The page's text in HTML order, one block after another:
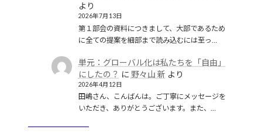
より
2026年7月13日
第１部会の資料につきまして、大部であるため
に全ての提案を細部まで読み込むには至っ…
単元：グローバル化は私たちを「自由」
にしたの？ に 野々山 新 より
2026年4月12日
田嶋さん、こんばんは。ご丁寧にメッセージを
いただき、ありがとうございます。また、…